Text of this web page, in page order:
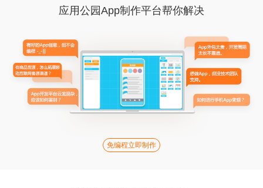
应用公园App制作平台帮你解决
免编程立即制作